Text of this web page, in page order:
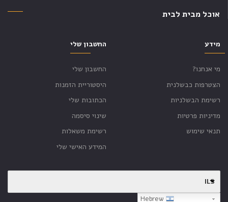
אוכל מבית לבית
החשבון שלי
החשבון שלי
היסטוריית הזמנות
הכתובות שלי
שינוי סיסמה
רשימת משאלות
המידע האישי שלי
מידע
מי אנחנו?
הצטרפות כבשלנית
רשימת הבשלניות
מדיניות פרטיות
תנאי שימוש
ILS